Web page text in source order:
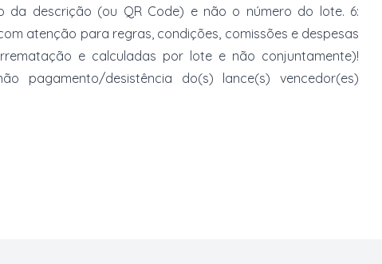
descrição (ou QR Code) e não o número do lote. 6:
atenção para regras, condições, comissões e despesas
e calculadas por lote e não conjuntamente)!
pagamento/desistência do(s) lance(s) vencedor(es)